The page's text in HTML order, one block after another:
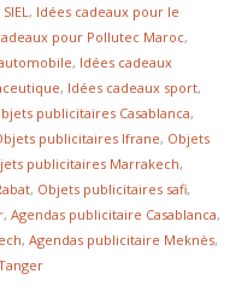
, Idées cadeaux pour le
pour Pollutec Maroc,
, Idées cadeaux
, Idées cadeaux sport,
publicitaires Casablanca,
publicitaires Ifrane, Objets
publicitaires Marrakech,
, Objets publicitaires safi,
,Agendas publicitaire Casablanca,
,Agendas publicitaire Meknès,